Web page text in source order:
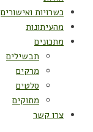
כשרויות ואישורים
מהעיתונות
מתכונים
תבשילים
מרקים
סלטים
מתוקים
צרו קשר